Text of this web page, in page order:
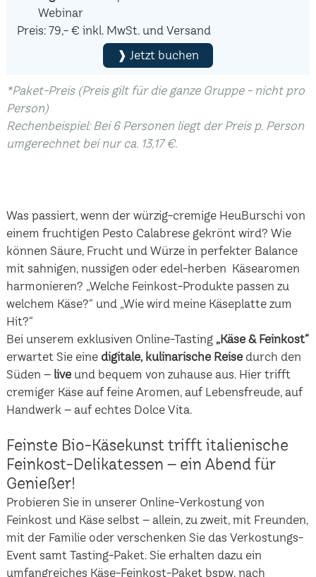
Webinar
Preis: 79,- € inkl. MwSt. und Versand
❱ Jetzt buchen
*Paket-Preis (Preis gilt für die ganze Gruppe - nicht pro
Person)
Rechenbeispiel: Bei 6 Personen liegt der Preis p. Person
umgerechnet bei nur ca. 13,17 €.
Was passiert, wenn der würzig-cremige HeuBurschi von
einem fruchtigen Pesto Calabrese gekrönt wird? Wie
können Säure, Frucht und Würze in perfekter Balance
mit sahnigen, nussigen oder edel-herben Käsearomen
harmonieren? „Welche Feinkost-Produkte passen zu
welchem Käse?“ und „Wie wird meine Käseplatte zum
Hit?“
Bei unserem exklusiven Online-Tasting „Käse & Feinkost“
erwartet Sie eine digitale, kulinarische Reisedurch den
Süden – live und bequem von zuhause aus. Hier trifft
cremiger Käse auf feine Aromen, auf Lebensfreude, auf
Handwerk – auf echtes Dolce Vita.
Feinste Bio-Käsekunst trifft italienische
Feinkost-Delikatessen – ein Abend für
Genießer!
Probieren Sie in unserer Online-Verkostung von
Feinkost und Käse selbst – allein, zu zweit, mit Freunden,
mit der Familie oder verschenken Sie das Verkostungs-
Event samt Tasting-Paket. Sie erhalten dazu ein
umfangreiches Käse-Feinkost-Paket bspw. nach